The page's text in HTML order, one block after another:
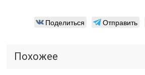
Поделиться Отправить
Похожее